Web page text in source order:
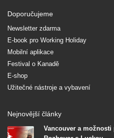
Doporučujeme
Newsletter zdarma
E-book pro Working Holiday
Mobilní aplikace
Festival o Kanadě
E-shop
Užitečné nástroje a vybavení
Nejnovější články
Vancouver a